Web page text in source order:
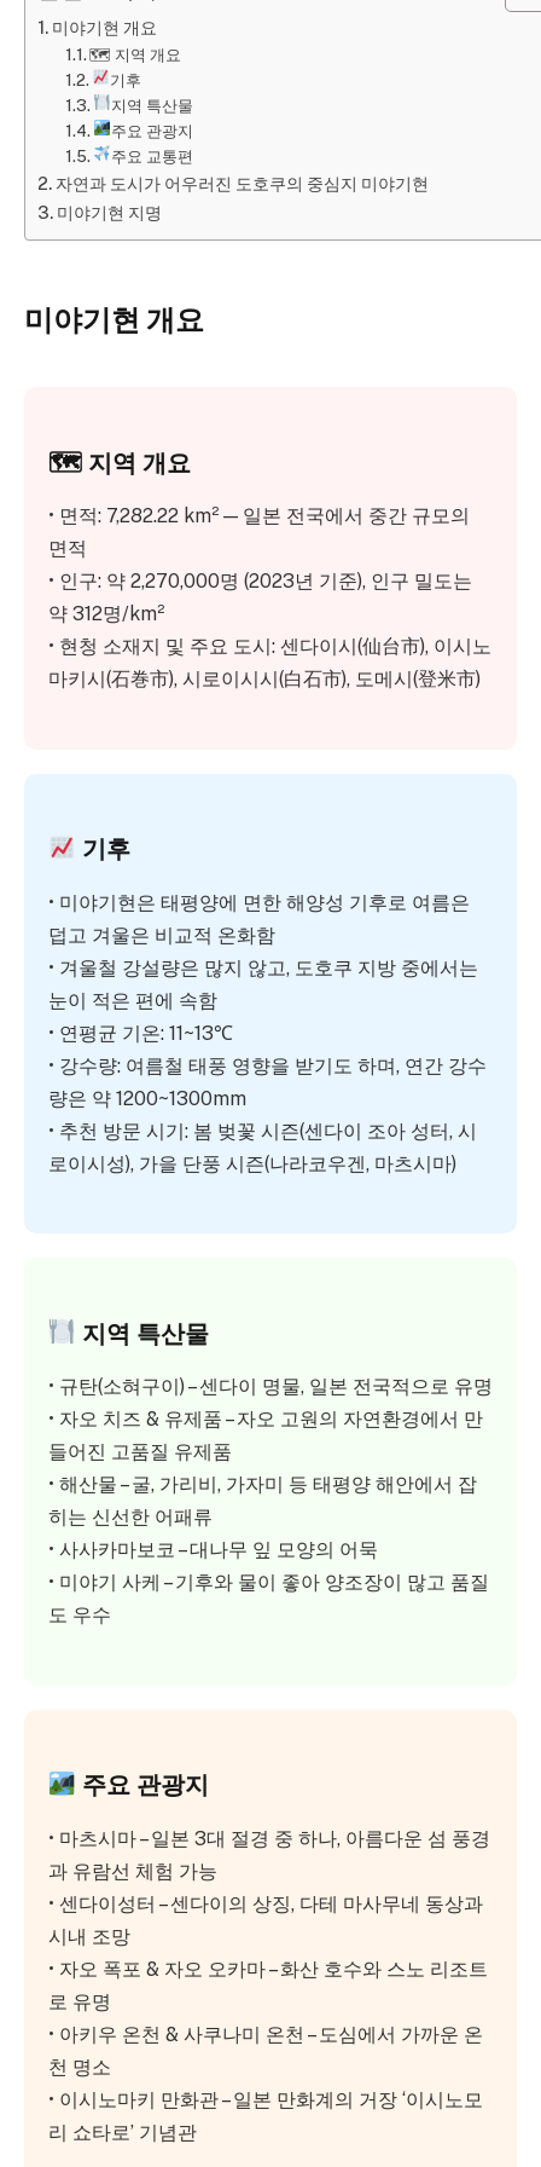
미야기현 개요
🗺︎ 지역 개요
기후
지역 특산물
주요 관광지
주요 교통편
자연과 도시가 어우러진 도호쿠의 중심지 미야기현
미야기현 지명
미야기현 개요
🗺︎ 지역 개요
• 면적: 7,282.22 km² — 일본 전국에서 중간 규모의
면적
• 인구: 약 2,270,000명 (2023년 기준), 인구 밀도는
약 312명/km²
• 현청 소재지 및 주요 도시: 센다이시(仙台市), 이시노
마키시(石巻市), 시로이시시(白石市), 도메시(登米市)
기후
• 미야기현은 태평양에 면한 해양성 기후로 여름은
덥고 겨울은 비교적 온화함
• 겨울철 강설량은 많지 않고, 도호쿠 지방 중에서는
눈이 적은 편에 속함
• 연평균 기온: 11~13℃
• 강수량: 여름철 태풍 영향을 받기도 하며, 연간 강수
량은 약 1200~1300mm
• 추천 방문 시기: 봄 벚꽃 시즌(센다이 조아 성터, 시
로이시성), 가을 단풍 시즌(나라코우겐, 마츠시마)
지역 특산물
• 규탄(소혀구이) – 센다이 명물, 일본 전국적으로 유명
• 자오 치즈 & 유제품 – 자오 고원의 자연환경에서 만
들어진 고품질 유제품
• 해산물 – 굴, 가리비, 가자미 등 태평양 해안에서 잡
히는 신선한 어패류
• 사사카마보코 – 대나무 잎 모양의 어묵
• 미야기 사케 – 기후와 물이 좋아 양조장이 많고 품질
도 우수
주요 관광지
• 마츠시마 – 일본 3대 절경 중 하나, 아름다운 섬 풍경
과 유람선 체험 가능
• 센다이성터 – 센다이의 상징, 다테 마사무네 동상과
시내 조망
• 자오 폭포 & 자오 오카마 – 화산 호수와 스노 리조트
로 유명
• 아키우 온천 & 사쿠나미 온천 – 도심에서 가까운 온
천 명소
• 이시노마키 만화관 – 일본 만화계의 거장 ‘이시노모
리 쇼타로’ 기념관